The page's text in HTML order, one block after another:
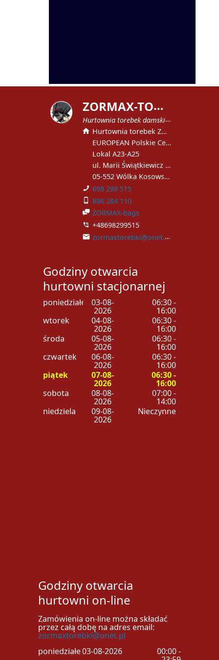
Z
ORMAX-TOREBKI
Hurtownia torebek damskich
Hurtownia torebek ZORMAX
EUROPEAN Polskie Centrum Handlowe
Lokal A23-A25
ul. Marii Świątkiewicz 51
05-552 Wólka Kosowska
698 299 515
886 284 110
ZORMAX-bags
+48698299515
zormaxtorebki@onet.pl
Godziny otwarcia
hurtowni stacjonarnej
poniedziałek 03-08-
2026
06:30 -
16:00
wtorek
04-08-
2026
06:30 -
16:00
środa
05-08-
2026
06:30 -
16:00
czwartek
06-08-
2026
06:30 -
16:00
piątek
07-08-
2026
06:30 -
16:00
sobota
08-08-
2026
07:00 -
14:00
niedziela
09-08-
2026
Nieczynne
Godziny otwarcia
hurtowni on-line
Zamówienia on-line można składać
przez całą dobę na adres email:
zormaxtorebki@onet.pl
poniedziałek03-08-2026 00:00 -